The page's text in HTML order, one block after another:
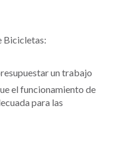
Bicicletas:
un trabajo
el funcionamiento de
para las